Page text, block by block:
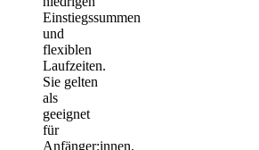
Einstiegssummen
und
flexiblen
Laufzeiten.
Sie gelten
als
geeignet
für
Anfänger:innen.